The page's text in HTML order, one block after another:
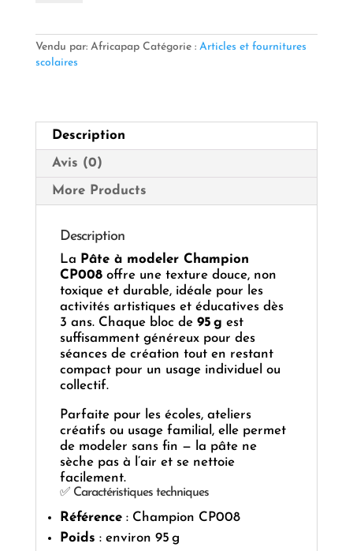
–
Pâte
Vendu par: Africapap Catégorie : Articles et fournitures
scolaires
Description
Avis (0)
More Products
Description
La Pâte à modeler Champion
CP008offre une texture douce, non
toxique et durable, idéale pour les
activités artistiques et éducatives dès
3 ans. Chaque bloc de 95 g est
suffisamment généreux pour des
séances de création tout en restant
compact pour un usage individuel ou
collectif.
Parfaite pour les écoles, ateliers
créatifs ou usage familial, elle permet
de modeler sans fin — la pâte ne
sèche pas à l’air et se nettoie
facilement.
✅ Caractéristiques techniques
Référence: Champion CP008
Poids : environ 95 g